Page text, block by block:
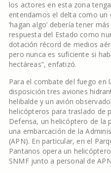
los actores en esta zona
entendamos el delta como un
‘hagan algo’ debería tener
respuesta del Estado como
dotación récord de medios
pero nunca es suficiente si
hectáreas”, enfatizó.
Para el combate del fuego en
disposición tres aviones
helibalde y un avión
helicópteros para traslado de
Defensa, un helicóptero de la
una embarcación de la
(APN). En particular, en el
Pantanos opera un
SNMF junto a personal de